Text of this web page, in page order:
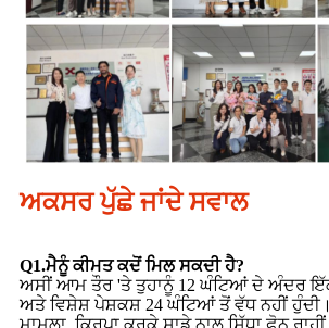
ਅਕਸਰ ਪੁੱਛੇ ਜਾਂਦੇ ਸਵਾਲ
Q1.ਮੈਨੂੰ ਕੀਮਤ ਕਦੋਂ ਮਿਲ ਸਕਦੀ ਹੈ?
ਅਸੀਂ ਆਮ ਤੌਰ 'ਤੇ ਤੁਹਾਨੂੰ 12 ਘੰਟਿਆਂ ਦੇ ਅੰਦਰ ਇੱਕ
ਅਤੇ ਵਿਸ਼ੇਸ਼ ਪੇਸ਼ਕਸ਼ 24 ਘੰਟਿਆਂ ਤੋਂ ਵੱਧ ਨਹੀਂ
ਮਾਮਲਾ, ਕਿਰਪਾ ਕਰਕੇ ਸਾਡੇ ਨਾਲ ਸਿੱਧਾ ਫ਼ੋਨ